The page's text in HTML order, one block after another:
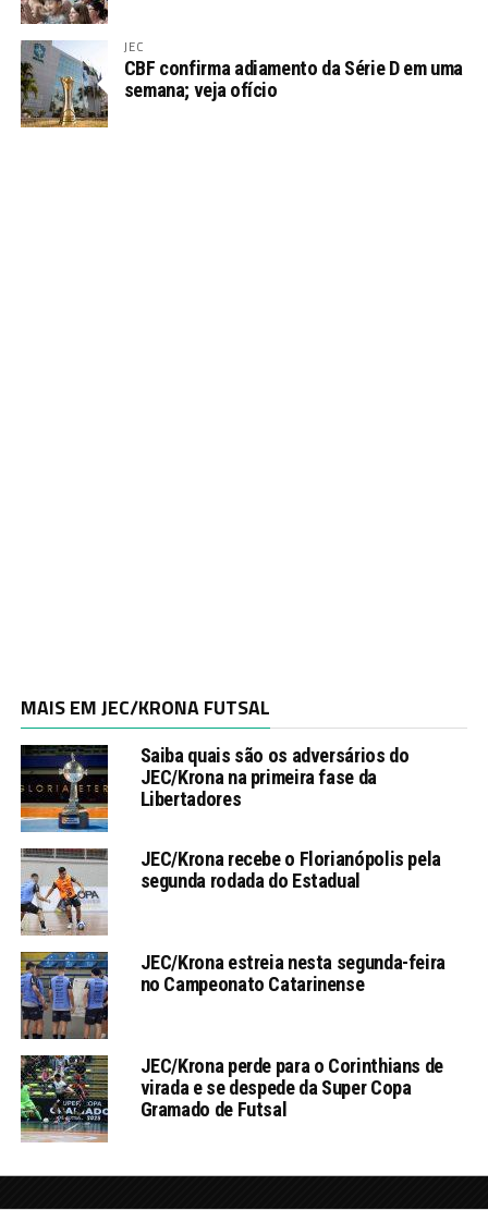
JEC
CBF confirma adiamento da Série D em uma
semana; veja ofício
MAIS EM JEC/KRONA FUTSAL
Saiba quais são os adversários do
JEC/Krona na primeira fase da
Libertadores
JEC/Krona recebe o Florianópolis pela
segunda rodada do Estadual
JEC/Krona estreia nesta segunda-feira
no Campeonato Catarinense
JEC/Krona perde para o Corinthians de
virada e se despede da Super Copa
Gramado de Futsal